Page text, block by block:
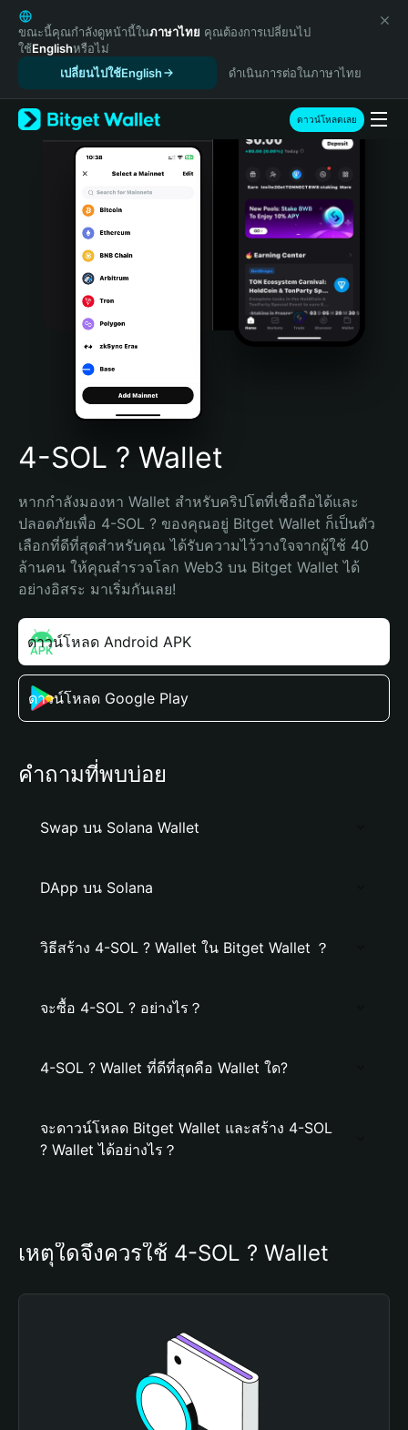
English
日本語
Tiếng Việt
Español (Latinoamérica)
Türkçe
Italiano
Português (Portugal)
Bahasa Indonesia
Português (Brasil)
Español (Argentina)
ขณะนี้คุณกำลังดูหน้านี้ในภาษาไทย คุณต้องการเปลี่ยนไป
ใช้Englishหรือไม่
เปลี่ยนไปใช้English
ดำเนินการต่อในภาษาไทย
ดาวน์โหลดเลย
4-SOL ? Wallet
หากกำลังมองหา Wallet สำหรับคริปโตที่เชื่อถือได้และ
ปลอดภัยเพื่อ 4-SOL ? ของคุณอยู่ Bitget Wallet ก็เป็นตัว
เลือกที่ดีที่สุดสำหรับคุณ ได้รับความไว้วางใจจากผู้ใช้ 40
ล้านคน ให้คุณสำรวจโลก Web3 บน Bitget Wallet ได้
อย่างอิสระ มาเริ่มกันเลย!
ดาวน์โหลด Android APK
ดาวน์โหลด Google Play
คำถามที่พบบ่อย
Swap บน Solana Wallet
DApp บน Solana
วิธีสร้าง 4-SOL ? Wallet ใน Bitget Wallet ？
จะซื้อ 4-SOL ? อย่างไร？
4-SOL ? Wallet ที่ดีที่สุดคือ Wallet ใด?
จะดาวน์โหลด Bitget Wallet และสร้าง 4-SOL
? Wallet ได้อย่างไร？
เหตุใดจึงควรใช้ 4-SOL ? Wallet